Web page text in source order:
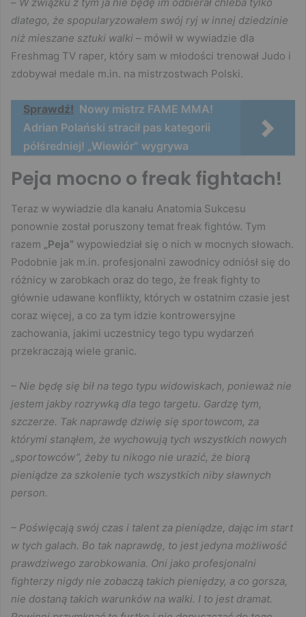
dlatego, że spopularyzowałem swój ryj w innej dziedzinie
niż mieszane sztuki walki – mówił w wywiadzie dla
Freshmag TV raper, który sam w młodości trenował Judo i
zdobywał medale m.in. na mistrzostwach Polski.
Sprawdź! Nowy mistrz FAME MMA!
Adrian Polański stracił pas kategorii
półśredniej! „Wiewiór” wygrywa
Peja mocno o freak fightach!
Teraz w wywiadzie dla kanału Anatomia Sukcesu
ponownie został poruszony temat freak fightów. Tym
razem „Peja” wypowiedział się o nich w mocnych słowach.
Podobnie jak m.in. profesjonalni zawodnicy odniósł się do
różnicy w zarobkach oraz do tego, że freak fighty to
głównie udawane konflikty, których w ostatnim czasie jest
coraz więcej, a co za tym idzie kontrowersyjne
zachowania, jakimi uczestnicy tego typu wydarzeń
przekraczają wiele granic.
– Nie będę się bił na tego typu widowiskach, ponieważ nie
jestem jakby rozrywką dla tego targetu. Gardzę tym,
szczerze. Tak naprawdę dziwię się sportowcom, za
którymi stanąłem, że wychowują tych wszystkich nowych
„sportowców”, żeby tu nikogo nie urazić, że biorą
pieniądze za szkolenie tych wszystkich niby sławnych
person.
– Poświęcają swój czas i talent za pieniądze, dając im start
w tych galach. Bo tak naprawdę, to jest jedyna możliwość
prawdziwego zarobkowania. Oni jako profesjonalni
fighterzy nigdy nie zobaczą takich pieniędzy, a co gorsza,
nie dostaną takich warunków na walki. I to jest dramat.